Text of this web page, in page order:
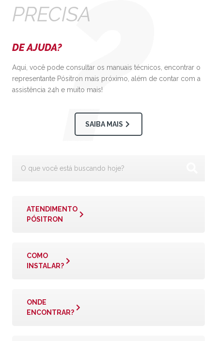
PRECISA
DE AJUDA?
Aqui, você pode consultar os manuais técnicos, encontrar o
representante Pósitron mais próximo, além de contar com a
assistência 24h e muito mais!
SAIBA MAIS
ATENDIMENTO
PÓSITRON
COMO
INSTALAR?
ONDE
ENCONTRAR?